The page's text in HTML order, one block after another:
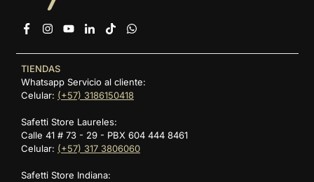
FacebookInstagram
YouTubeLinkedin
TikTok
TIENDAS
Whatsapp Servicio al cliente:
Celular: (+57) 3186150418
Safetti Store Laureles:
Calle 41 # 73 - 29 - PBX 604 444 8461
Celular: (+57) 317 3806060
Safetti Store Indiana: